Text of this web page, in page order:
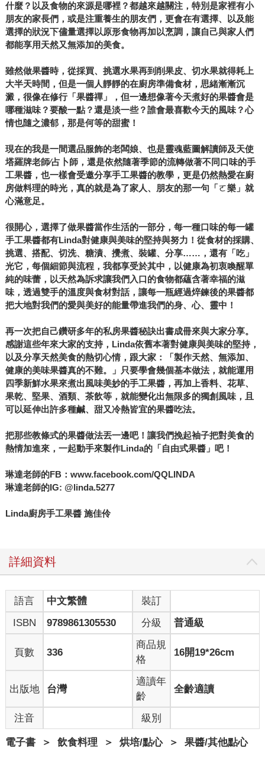
什麼？以及食物的來源是哪裡？都越來越關注，特別是家裡有小
朋友的家長們，或是注重養生的朋友們，更會在有選擇、以及能
選擇的狀況下儘量選擇以原形食物再加以烹調，讓自己與家人們
都能享用天然又無添加的美食。
雖然做果醬時，從採買、挑選水果再到削果皮、切水果就得耗上
大半天時間，但是一個人靜靜的在廚房準備食材，思緒漸漸沉
澱，很像在修行「果醬禪」，但一邊想像著今天煮好的果醬會是
哪種滋味？要酸一點？還是淡一些？誰會最喜歡今天的風味？心
情也隨之濃郁，那是何等的甜蜜！
現在的我是一間選品服飾的老闆娘、也是靈魂藍圖解讀師及天使
塔羅牌老師∕占卜師，還是依然隨著季節的流轉做著不同口味的手
工果醬，也一樣會受邀分享手工果醬的教學，更是仍然熱愛在廚
房做料理的時光，真的就是為了家人、朋友的那一句「ㄛ樂」就
心滿意足。
很開心，選擇了做果醬當作生活的一部分，每一種口味的每一罐
手工果醬都有Linda對健康與美味的堅持與努力！從食材的採購、
挑選、搭配、切洗、糖漬、攪煮、裝罐、分享……，還有「吃」
光它，每個細節與流程，我都享受於其中，以健康為初衷喚醒單
純的味蕾，以天然為訴求讓我們入口的食物都蘊含著幸福的滋
味，透過雙手的溫度與食材對話，讓每一瓶經過焠鍊後的果醬都
把大地對我們的愛與美好的能量帶進我們的身、心、靈中！
再一次把自己鑽研多年的私房果醬秘訣出書成冊來與大家分享。
感謝這些年來大家的支持，Linda依舊本著對健康與美味的堅持，
以及分享天然美食的熱切心情，跟大家：「製作天然、無添加、
健康的美味果醬真的不難。」只要學會幾個基本做法，就能運用
四季新鮮水果來煮出風味美妙的手工果醬，再加上香料、花草、
果乾、堅果、酒類、茶飲等，就能變化出無限多的獨創風味，且
可以延伸出許多種鹹、甜又冷熱皆宜的果醬吃法。
把那些教條式的果醬做法丟一邊吧！讓我們挽起袖子把對美食的
熱情加進來，一起動手來製作Linda的「自由式果醬」吧！
琳達老師的FB：www.facebook.com/QQLINDA
琳達老師的IG: @linda.5277
Linda廚房手工果醬 施佳伶
詳細資料
語言 中文繁體
裝訂
ISBN
9789861305530 分級 普通級
頁數 336
商品規
格
16開19*26cm
出版地 台灣
適讀年
齡
全齡適讀
注音 級別
電子書 ＞ 飲食料理 ＞ 烘培/點心 ＞ 果醬/其他點心